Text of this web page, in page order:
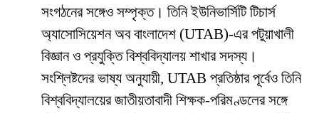
সংগঠনের সঙ্গেও সম্পৃক্ত। তিনি ইউনিভার্সিটি টিচার্স
অ্যাসোসিয়েশন অব বাংলাদেশ (UTAB)-এর পটুয়াখালী
বিজ্ঞান ও প্রযুক্তি বিশ্ববিদ্যালয় শাখার সদস্য।
সংশ্লিষ্টদের ভাষ্য অনুযায়ী, UTAB প্রতিষ্ঠার পূর্বেও তিনি
বিশ্ববিদ্যালয়ের জাতীয়তাবাদী শিক্ষক-পরিমণ্ডলের সঙ্গে